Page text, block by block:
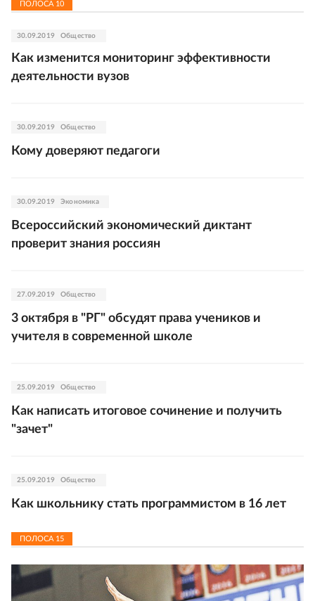
ПОЛОСА 10
30.09.2019 Общество
Как изменится мониторинг эффективности
деятельности вузов
30.09.2019 Общество
Кому доверяют педагоги
30.09.2019 Экономика
Всероссийский экономический диктант
проверит знания россиян
27.09.2019 Общество
3 октября в "РГ" обсудят права учеников и
учителя в современной школе
25.09.2019 Общество
Как написать итоговое сочинение и получить
"зачет"
25.09.2019 Общество
Как школьнику стать программистом в 16 лет
ПОЛОСА 15